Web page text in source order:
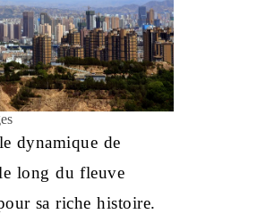
dynamique de
long du fleuve
sa riche histoire.